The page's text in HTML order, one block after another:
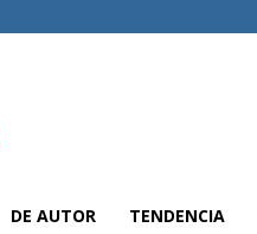
DE AUTOR TENDENCIA